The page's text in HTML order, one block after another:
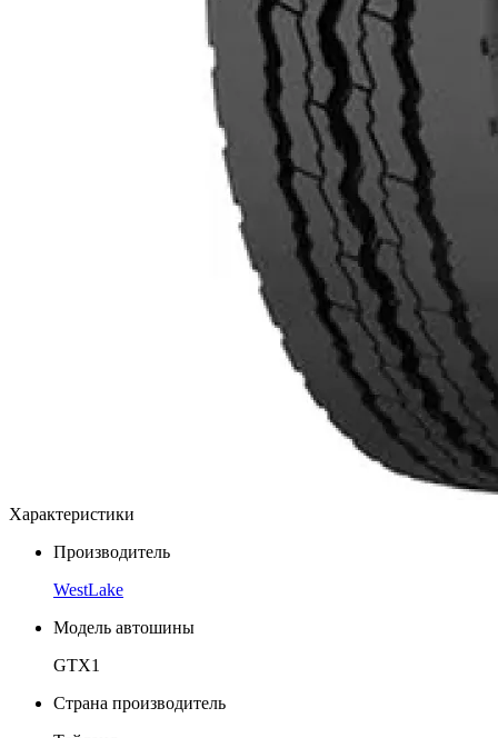
Характеристики
Производитель
WestLake
Модель автошины
GTX1
Страна производитель